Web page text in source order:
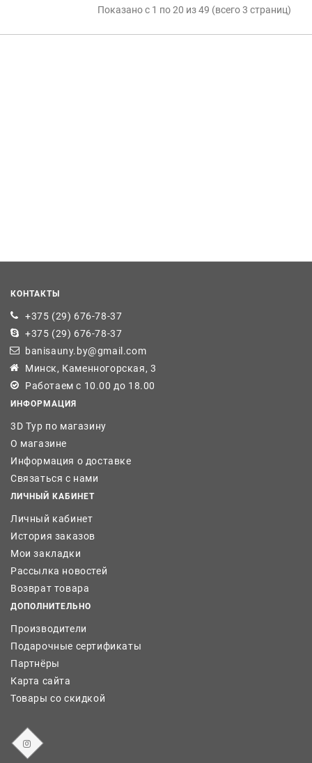
Показано с 1 по 20 из 49 (всего 3 страниц)
КОНТАКТЫ
+375 (29) 676-78-37
+375 (29) 676-78-37
banisauny.by@gmail.com
Минск, Каменногорская, 3
Работаем с 10.00 до 18.00
ИНФОРМАЦИЯ
3D Тур по магазину
О магазине
Информация о доставке
Связаться с нами
ЛИЧНЫЙ КАБИНЕТ
Личный кабинет
История заказов
Мои закладки
Рассылка новостей
Возврат товара
ДОПОЛНИТЕЛЬНО
Производители
Подарочные сертификаты
Партнёры
Карта сайта
Товары со скидкой